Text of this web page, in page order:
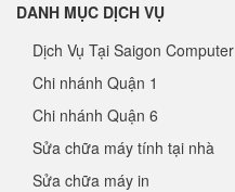
DANH MỤC DỊCH VỤ
Dịch Vụ Tại Saigon Computer
Chi nhánh Quận 1
Chi nhánh Quận 6
Sửa chữa máy tính tại nhà
Sửa chữa máy in